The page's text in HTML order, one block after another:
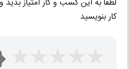
لطفا به این کسب و کار امتیاز
کار بنویسید